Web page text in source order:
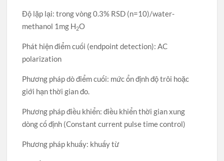
Độ lặp lại: trong vòng 0.3% RSD (n=10)/water-
methanol 1mg H2O
Phát hiện điểm cuối (endpoint detection): AC
polarization
Phương pháp dò điểm cuối: mức ổn định độ trôi hoặc
giới hạn thời gian đo.
Phương pháp điều khiển: điều khiển thời gian xung
dòng cố định (Constant current pulse time control)
Phương pháp khuấy: khuấy từ